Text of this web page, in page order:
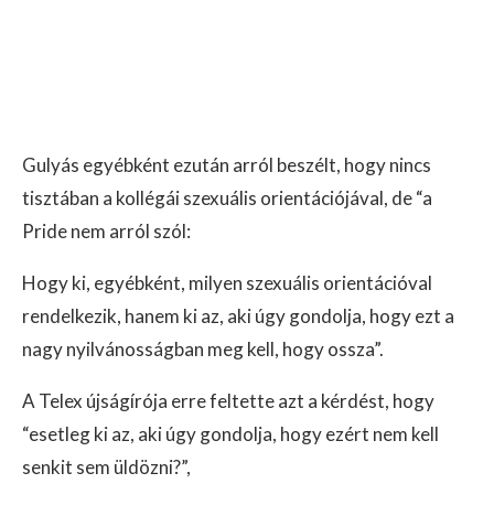
Gulyás egyébként ezután arról beszélt, hogy nincs
tisztában a kollégái szexuális orientációjával, de “a
Pride nem arról szól:
Hogy ki, egyébként, milyen szexuális orientációval
rendelkezik, hanem ki az, aki úgy gondolja, hogy ezt a
nagy nyilvánosságban meg kell, hogy ossza”.
A Telex újságírója erre feltette azt a kérdést, hogy
“esetleg ki az, aki úgy gondolja, hogy ezért nem kell
senkit sem üldözni?”,